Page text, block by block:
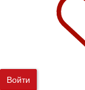
Войти